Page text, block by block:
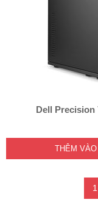
Dell Precision
1